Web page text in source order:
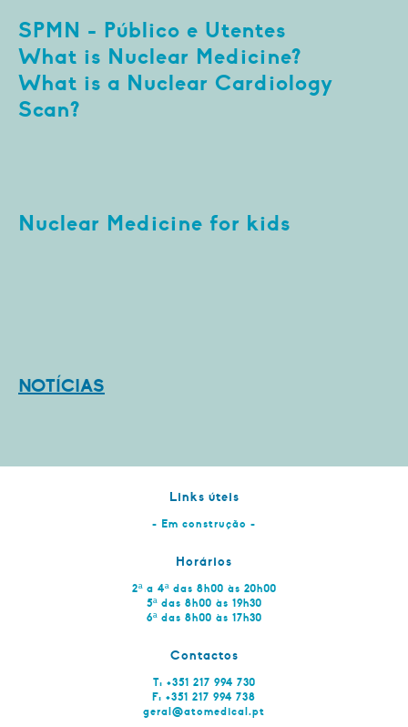
SPMN - Público e Utentes
What is Nuclear Medicine?
What is a Nuclear Cardiology
Scan?
Nuclear Medicine for kids
NOTÍCIAS
Links úteis
- Em construção -
Horários
2ª a 4ª das 8h00 às 20h00
5ª das 8h00 às 19h30
6ª das 8h00 às 17h30
Contactos
T: +351 217 994 730
F: +351 217 994 738
geral@atomedical.pt